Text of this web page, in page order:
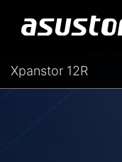
Xpanstor 12R